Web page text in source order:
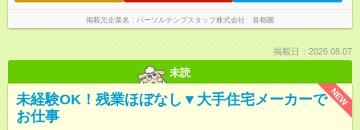
掲載元企業名 パーソルテンプスタッフ株式会社 首都圏
掲載日：2026.08.07
未読
NEW
未経験OK！残業ほぼなし▼大手住宅メーカーで
お仕事